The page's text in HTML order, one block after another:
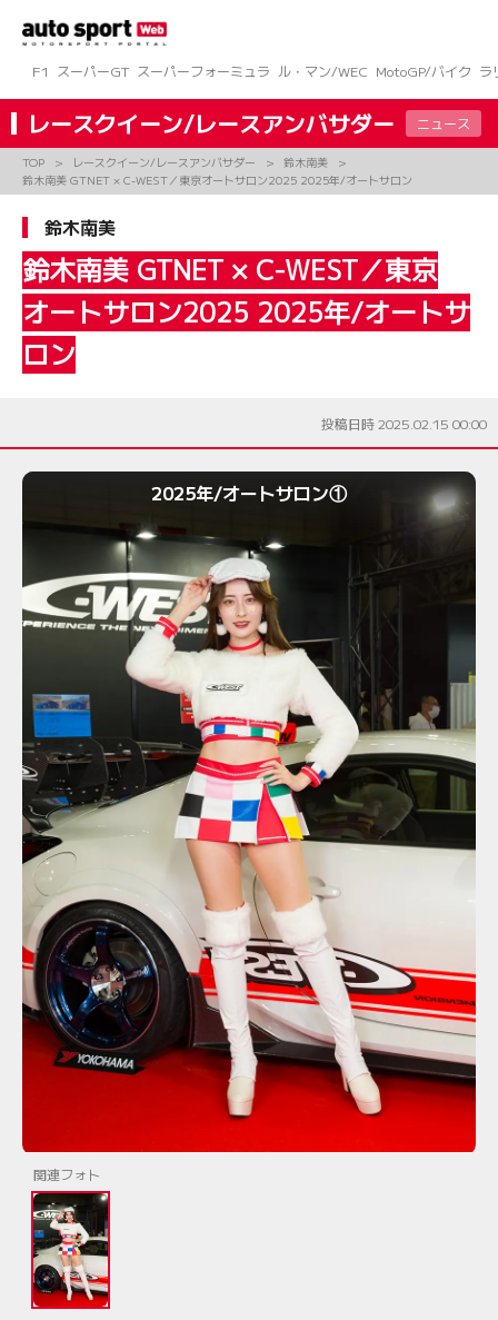
ツ
へ
ス
キ
プ
F1 スーパーGT スーパーフォーミュラ ル・マン/WEC MotoGP/バイク ラ
レースクイーン/レースアンバサダー ニュース
TOP レースクイーン/レースアンバサダー
鈴木南美
鈴木南美 GTNET × C-WEST／東京オートサロン2025 2025年/オートサロン
鈴木南美
鈴木南美 GTNET × C-WEST／東京
オートサロン2025 2025年/オートサ
ロン
投稿日時 2025.02.15 00:00
2025年/オートサロン①
関連フォト